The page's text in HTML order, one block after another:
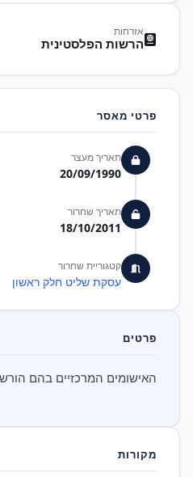
אזרחות
הרשות הפלסטינית
פרטי מאסר
תאריך מעצר
20/09/1990
תאריך שחרור
18/10/2011
קטגוריית שחרור
עסקת שליט חלק ראשון
פרטים
האישומים המרכזיים בהם
מקורות